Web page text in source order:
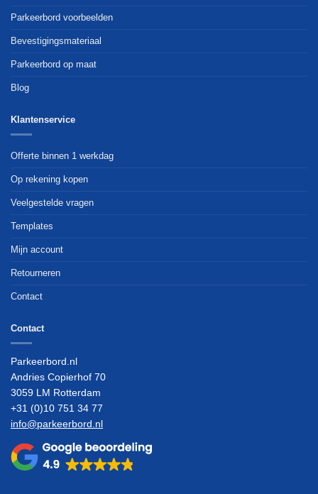
Parkeerbord voorbeelden
Bevestigingsmateriaal
Parkeerbord op maat
Blog
Klantenservice
Offerte binnen 1 werkdag
Op rekening kopen
Veelgestelde vragen
Templates
Mijn account
Retourneren
Contact
Contact
Parkeerbord.nl
Andries Copierhof 70
3059 LM Rotterdam
+31 (0)10 751 34 77
info@parkeerbord.nl